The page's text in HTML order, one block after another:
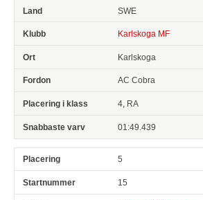
SWE
Karlskoga MF
Karlskoga
AC Cobra
4, RA
01:49.439
5
15